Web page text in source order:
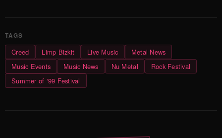
Creed Limp Bizkit Live Music
Metal News
Music Events
Music News Nu Metal
Rock Festival
Summer of ‘99 Festival